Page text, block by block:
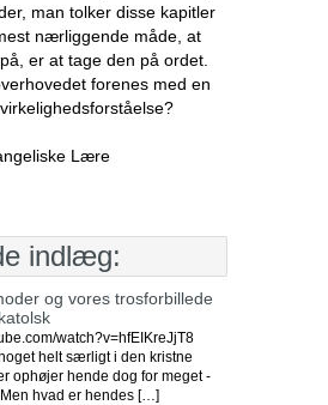
man tolker disse kapitler
nærliggende måde, at
er at tage den på ordet.
forenes med en
Lære
indlæg:
og vores trosforbillede
watch?v=hfEIKreJjT8
helt særligt i den kristne
ophøjer hende dog for meget -
hvad er hendes […]